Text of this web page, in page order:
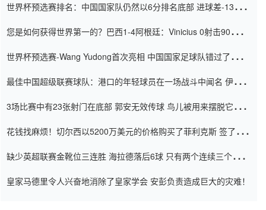
世界杯预选赛排名：中国国家队仍然以6分排名底部 进球差-13令人
您是如何获得世界第一的？巴西1-4阿根廷：Vinicius 0射击90分钟
世界杯预选赛-Wang Yudong首次亮相 中国国家足球队错过了世界
最佳中国超级联赛球队：港口的年轻球员在一场战斗中闻名 伊万放
3场比赛中有23张射门在底部 郭安无效传球 鸟儿被用来摆脱它
花钱找麻烦！切尔西以5200万美元的价格购买了菲利克斯 签了7年
缺少英超联赛金靴位三连胜 海拉德落后6球 只有两个连续三个连续
皇家马德里令人兴奋地消除了皇家学会 安彭负责造成巨大的灾难！